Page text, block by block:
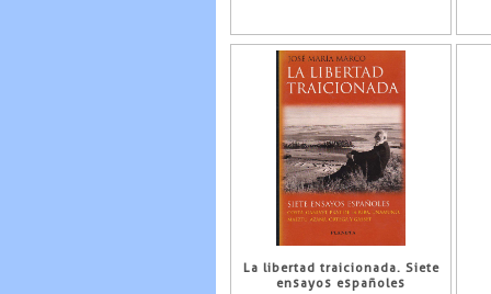
La libertad traicionada. Siete
ensayos españoles